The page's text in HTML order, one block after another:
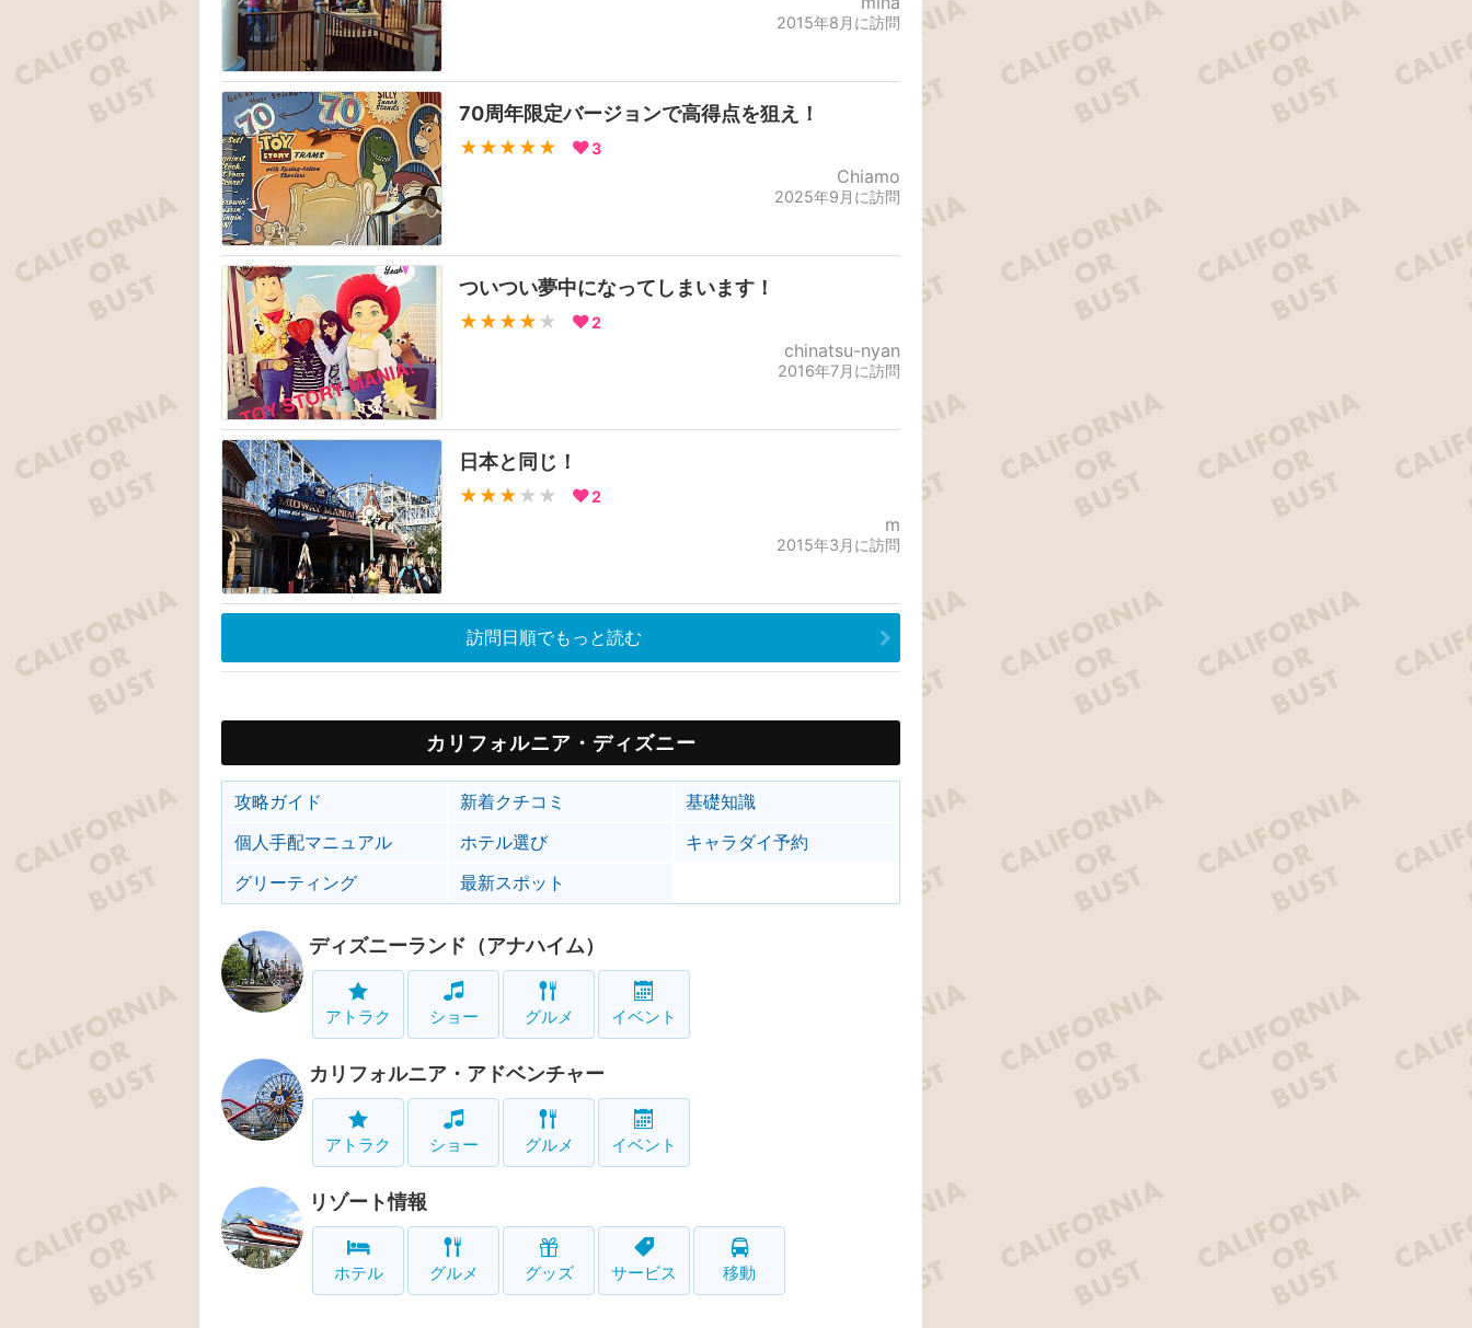
2015年8月に訪問
70周年限定バージョンで高得点を狙え！
★★★★★ 3
Chiamo
2025年9月に訪問
ついつい夢中になってしまいます！
★★★★ ★ 2
chinatsu-nyan
2016年7月に訪問
日本と同じ！
★★★ ★★ 2
m
2015年3月に訪問
訪問日順でもっと読む
カリフォルニア・ディズニー
攻略ガイド 新着クチコミ
基礎知識
個人手配マニュアル
ホテル選び
キャラダイ予約
グリーティング
最新スポット
ディズニーランド（アナハイム）
アトラク ショー グルメ イベント
カリフォルニア・アドベンチャー
アトラク ショー グルメ イベント
リゾート情報
ホテル グルメ グッズ サービス 移動